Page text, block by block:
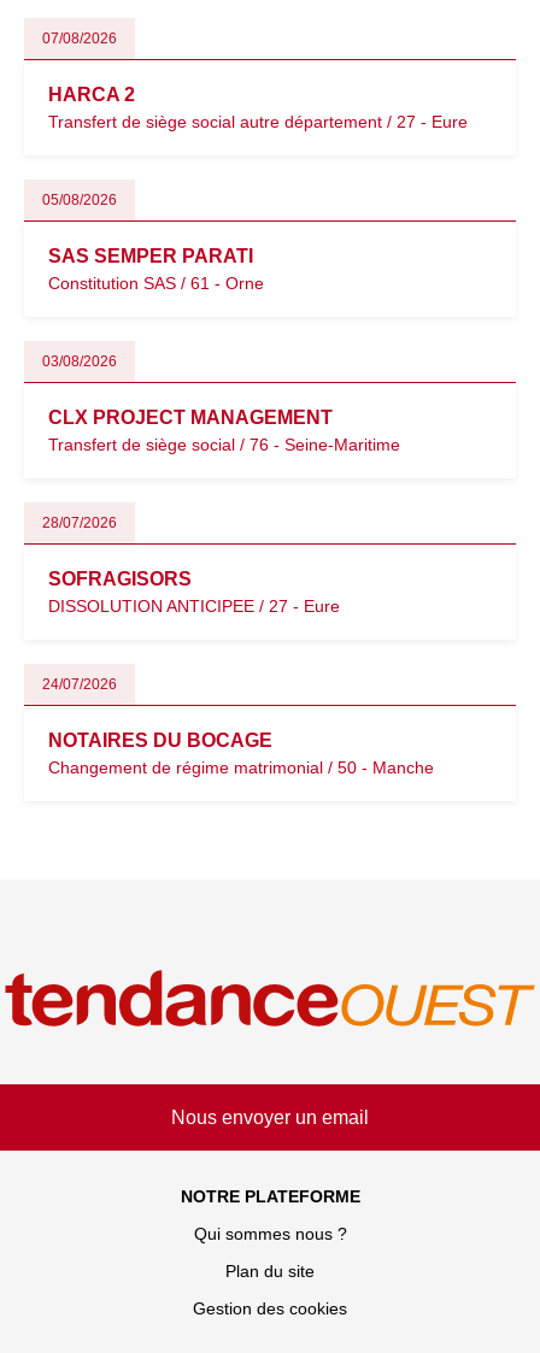
07/08/2026
HARCA 2
Transfert de siège social autre département / 27 - Eure
05/08/2026
SAS SEMPER PARATI
Constitution SAS / 61 - Orne
03/08/2026
CLX PROJECT MANAGEMENT
Transfert de siège social / 76 - Seine-Maritime
28/07/2026
SOFRAGISORS
DISSOLUTION ANTICIPEE / 27 - Eure
24/07/2026
NOTAIRES DU BOCAGE
Changement de régime matrimonial / 50 - Manche
Nous envoyer un email
NOTRE PLATEFORME
Qui sommes nous ?
Plan du site
Gestion des cookies